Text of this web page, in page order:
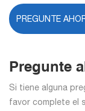
PREGUNTE
Pregunte
Si tiene alguna
favor complete el